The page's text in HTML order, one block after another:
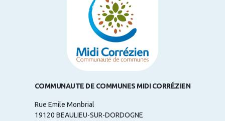
COMMUNAUTE DE COMMUNES MIDI CORRÉZIEN
Rue Emile Monbrial
19120 BEAULIEU-SUR-DORDOGNE